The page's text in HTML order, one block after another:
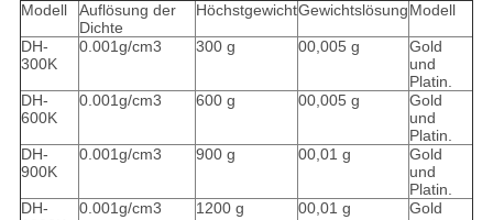
Modell
Auflösung der
Dichte
HöchstgewichtGewichtslösungModell
DH-
300K
0.001g/cm3 300 g 00,005 g
Gold
und
Platin.
DH-
600K
0.001g/cm3 600 g 00,005 g
Gold
und
Platin.
DH-
900K
0.001g/cm3 900 g 00,01 g
Gold
und
Platin.
DH-
0.001g/cm3 1200 g 00,01 g
Gold